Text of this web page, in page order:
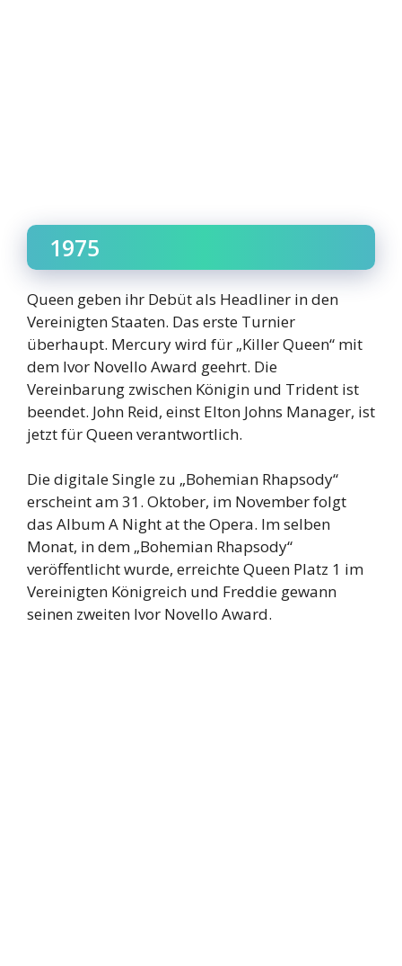
1975
Queen geben ihr Debüt als Headliner in den
Vereinigten Staaten. Das erste Turnier
überhaupt. Mercury wird für „Killer Queen“ mit
dem Ivor Novello Award geehrt. Die
Vereinbarung zwischen Königin und Trident ist
beendet. John Reid, einst Elton Johns Manager, ist
jetzt für Queen verantwortlich.
Die digitale Single zu „Bohemian Rhapsody“
erscheint am 31. Oktober, im November folgt
das Album A Night at the Opera. Im selben
Monat, in dem „Bohemian Rhapsody“
veröffentlicht wurde, erreichte Queen Platz 1 im
Vereinigten Königreich und Freddie gewann
seinen zweiten Ivor Novello Award.